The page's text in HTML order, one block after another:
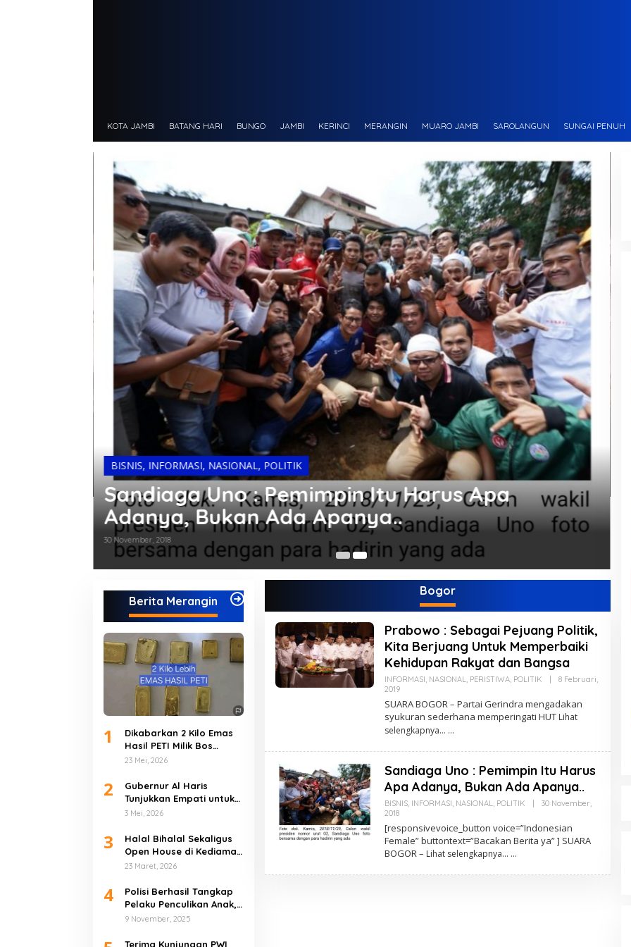
KOTA JAMBI BATANG HARI BUNGO JAMBI KERINCI MERANGIN MUARO JAMBI SAROLANGUN SUNGAI PENUH
BISNIS, INFORMASI, NASIONAL, POLITIK
Sandiaga Uno : Pemimpin Itu Harus Apa
Adanya, Bukan Ada Apanya..
30 November, 2018
Berita Merangin
1
Dikabarkan 2 Kilo Emas
Hasil PETI Milik Bos
Muara Jernih, Berhasil
23 Mei, 2026
2
Gubernur Al Haris
Tunjukkan Empati untuk
Korban Banjir
Merangin
3 Mei, 2026
3
Halal Bihalal Sekaligus
Open House di Kediaman
Pribadi, Gubernur Al
Kebersamaan
23 Maret, 2026
4
Polisi Berhasil Tangkap
Pelaku Penculikan Anak,
Bilqis Dijual Rp80 Juta
Mentawak
9 November, 2025
Terima Kunjungan PWI
Bogor
Prabowo : Sebagai Pejuang Politik,
Kita Berjuang Untuk Memperbaiki
Kehidupan Rakyat dan Bangsa
INFORMASI, NASIONAL, PERISTIWA, POLITIK
8 Februari,
2019O
L
E
H
M
R
O
N
S
S
SUARA BOGOR – Partai Gerindra mengadakan
syukuran sederhana memperingati HUT Lihat
selengkapnya…
Sandiaga Uno : Pemimpin Itu Harus
Apa Adanya, Bukan Ada Apanya..
BISNIS, INFORMASI, NASIONAL, POLITIK
30 November,
2018O
E
H
M
A
[responsivevoice_button voice=”Indonesian
Female” buttontext=”Bacakan Berita ya” ] SUARA
BOGOR – Lihat selengkapnya…